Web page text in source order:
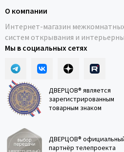
О компании
Интернет-магазин
систем открывания и
Мы в социальных сетях
ДВЕРЦОВ® является
зарегистрированным
товарным знаком
ДВЕРЦОВ®
партнёр телепроекта